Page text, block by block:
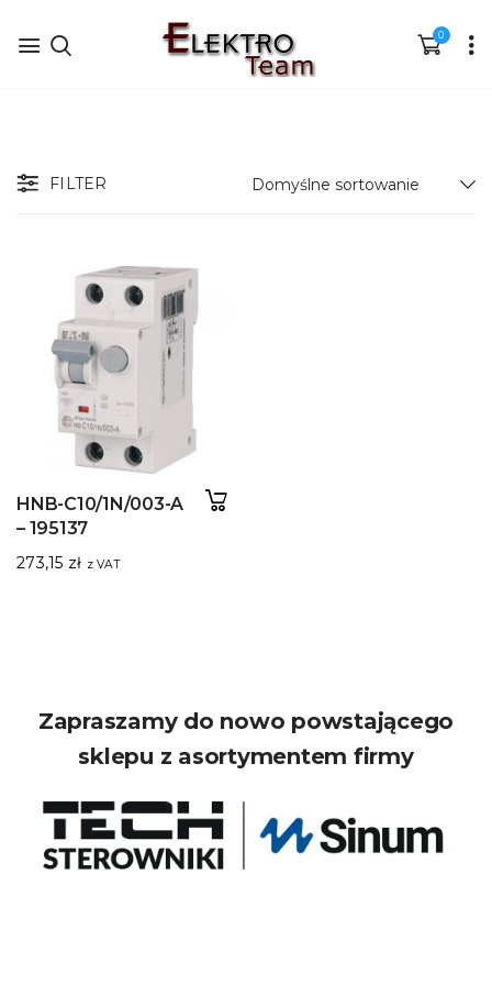
0
FILTER
HNB-C10/1N/003-A
– 195137
273,15 zł z VAT
Zapraszamy do nowo powstającego
sklepu z asortymentem firmy